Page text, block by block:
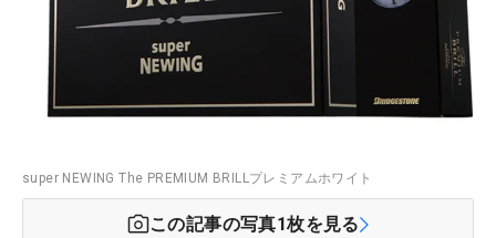
super NEWING The PREMIUM BRILLプレミアムホワイト
この記事の写真1枚を見る